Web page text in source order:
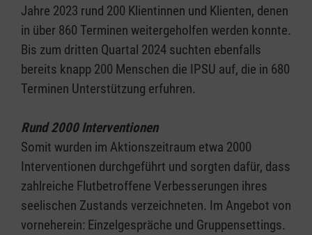
Jahre 2023 rund 200 Klientinnen und Klienten, denen
in über 860 Terminen weitergeholfen werden konnte.
Bis zum dritten Quartal 2024 suchten ebenfalls
bereits knapp 200 Menschen die IPSU auf, die in 680
Terminen Unterstützung erfuhren.
Rund 2000 Interventionen
Somit wurden im Aktionszeitraum etwa 2000
Interventionen durchgeführt und sorgten dafür, dass
zahlreiche Flutbetroffene Verbesserungen ihres
seelischen Zustands verzeichneten. Im Angebot von
vorneherein: Einzelgespräche und Gruppensettings.